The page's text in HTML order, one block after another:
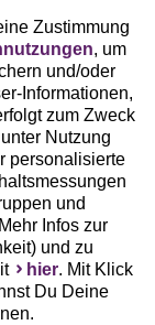
Zustimmung
, um
und/oder
Informationen,
zum Zweck
Nutzung
personalisierte
und
Infos zur
und zu
hier. Mit Klick
Du Deine